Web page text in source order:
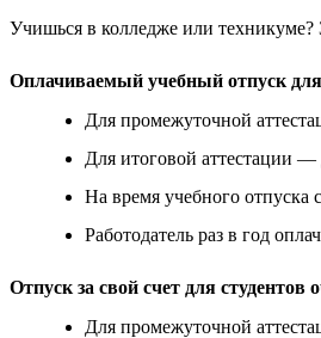
Учишься в колледже или техникуме?
Оплачиваемый учебный отпуск
Для промежуточной
Для итоговой аттестации
На время учебного отпуска
Работодатель раз в год
Отпуск за свой счет для
Для промежуточной